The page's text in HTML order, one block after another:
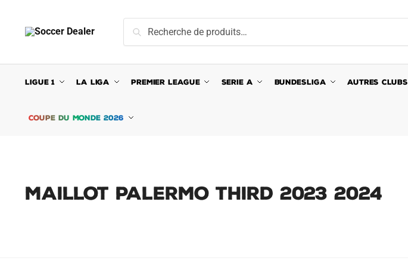
navigation
content
pour :
Recherche
LIGUE 1 LA LIGA PREMIER LEAGUE SERIE A BUNDESLIGA AUTRES CLUBS
COUPE DU MONDE 2026
MAILLOT PALERMO THIRD 2023 2024